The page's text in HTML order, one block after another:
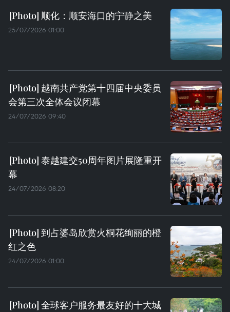
顺化：顺安海口的宁静之美
25/07/2026 01:00
越南共产党第十四届中央委员
会第三次全体会议闭幕
24/07/2026 09:40
泰越建交50周年图片展隆重开
幕
24/07/2026 08:20
到占婆岛欣赏火桐花绚丽的橙
红之色
24/07/2026 01:00
全球客户服务最友好的十大城